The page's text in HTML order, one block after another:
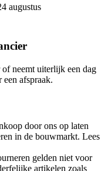
augustus
neemt uiterlijk een dag
afspraak.
door ons op laten
in de bouwmarkt. Lees
gelden niet voor
artikelen zoals